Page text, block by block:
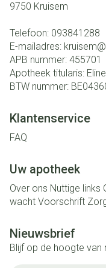
9750 Kruisem
Telefoon: 093841288
E-mailadres: kruisem@
APB nummer: 455701
Apotheek titularis:
BTW nummer:
Klantenservice
FAQ
Uw apotheek
Over ons Nuttige links
wacht Voorschrift
Nieuwsbrief
Blijf op de hoogte